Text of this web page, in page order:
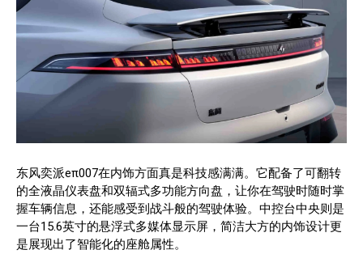
东风奕派eπ007在内饰方面真是科技感满满。它配备了可翻转
的全液晶仪表盘和双辐式多功能方向盘，让你在驾驶时随时掌
握车辆信息，还能感受到战斗般的驾驶体验。中控台中央则是
一台15.6英寸的悬浮式多媒体显示屏，简洁大方的内饰设计更
是展现出了智能化的座舱属性。